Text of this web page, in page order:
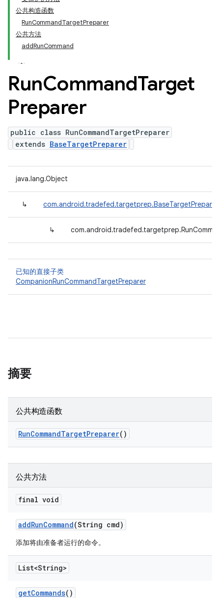
公共构造函数
RunCommandTargetPreparer
公共方法
addRunCommand
RunCommandTarget
Preparer
public class RunCommandTargetPreparer
extends BaseTargetPreparer
java.lang.Object
↳ com.android.tradefed.targetprep.BaseTargetPreparer
↳
已知的直接子类
CompanionRunCommandTargetPreparer
摘要
公共构造函数
RunCommandTargetPreparer()
公共方法
final void
addRunCommand(String cmd)
添加将由准备者运行的命令。
List<String>
getCommands()